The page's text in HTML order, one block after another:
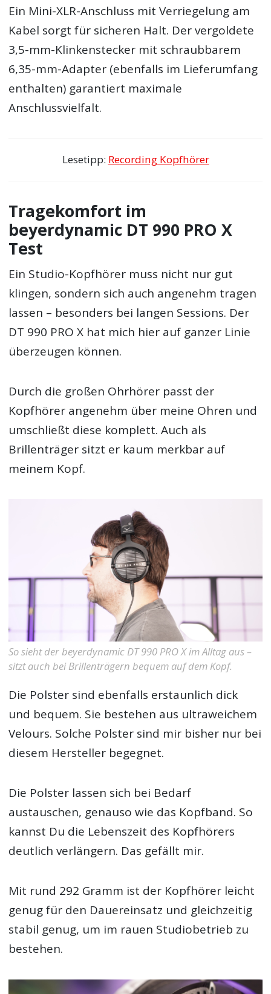
Ein Mini-XLR-Anschluss mit Verriegelung am
Kabel sorgt für sicheren Halt. Der vergoldete
3,5-mm-Klinkenstecker mit schraubbarem
6,35-mm-Adapter (ebenfalls im Lieferumfang
enthalten) garantiert maximale
Anschlussvielfalt.
Lesetipp: Recording Kopfhörer
Tragekomfort im
beyerdynamic DT 990 PRO X
Test
Ein Studio-Kopfhörer muss nicht nur gut
klingen, sondern sich auch angenehm tragen
lassen – besonders bei langen Sessions. Der
DT 990 PRO X hat mich hier auf ganzer Linie
überzeugen können.
Durch die großen Ohrhörer passt der
Kopfhörer angenehm über meine Ohren und
umschließt diese komplett. Auch als
Brillenträger sitzt er kaum merkbar auf
meinem Kopf.
So sieht der beyerdynamic DT 990 PRO X im Alltag aus –
sitzt auch bei Brillenträgern bequem auf dem Kopf.
Die Polster sind ebenfalls erstaunlich dick
und bequem. Sie bestehen aus ultraweichem
Velours. Solche Polster sind mir bisher nur bei
diesem Hersteller begegnet.
Die Polster lassen sich bei Bedarf
austauschen, genauso wie das Kopfband. So
kannst Du die Lebenszeit des Kopfhörers
deutlich verlängern. Das gefällt mir.
Mit rund 292 Gramm ist der Kopfhörer leicht
genug für den Dauereinsatz und gleichzeitig
stabil genug, um im rauen Studiobetrieb zu
bestehen.